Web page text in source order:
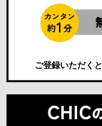
ご登録いただくと